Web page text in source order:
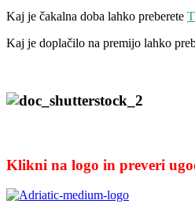
Kaj je čakalna doba lahko preberete
Kaj je doplačilo na premijo lahko
Klikni na logo in preveri